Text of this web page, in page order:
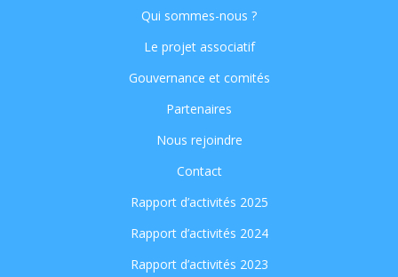
Qui sommes-nous ?
Le projet associatif
Gouvernance et comités
Partenaires
Nous rejoindre
Contact
Rapport d’activités 2025
Rapport d’activités 2024
Rapport d’activités 2023